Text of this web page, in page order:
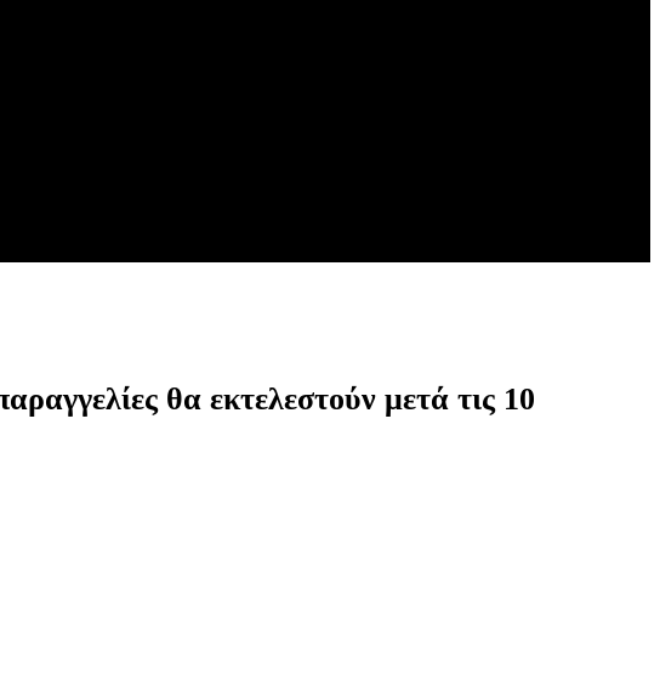
θα εκτελεστούν μετά τις 10